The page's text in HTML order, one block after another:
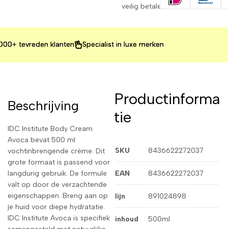
veilig betalen
tevreden klanten Specialist in luxe merken
tevreden klanten Specialist in luxe merken
tevreden klanten Specialist in luxe merken
Beschrijving
IDC Institute Body Cream
Avoca bevat 500 ml
vochtinbrengende crème. Dit
grote formaat is passend voor
langdurig gebruik. De formule
valt op door de verzachtende
eigenschappen. Breng aan op
je huid voor diepe hydratatie.
IDC Institute Avoca is specifiek
Productinforma
tie
SKU 8436622272037
EAN 8436622272037
lijn 891024898
inhoud 500ml